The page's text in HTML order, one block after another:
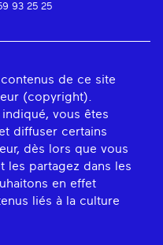
93 25 25
de ce site
(copyright).
vous êtes
diffuser certains
dès lors que vous
les partagez dans les
en effet
liés à la culture